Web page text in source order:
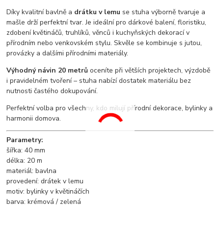
Díky kvalitní bavlně a drátku v lemu se stuha výborně tvaruje a
mašle drží perfektní tvar. Je ideální pro dárkové balení, floristiku,
zdobení květináčů, truhlíků, věnců i kuchyňských dekorací v
přírodním nebo venkovském stylu. Skvěle se kombinuje s jutou,
provázky a dalšími přírodními materiály.
Výhodný návin 20 metrů oceníte při větších projektech, výzdobě
i pravidelném tvoření – stuha nabízí dostatek materiálu bez
nutnosti častého dokupování.
Perfektní volba pro všechny, kdo milují přírodní dekorace, bylinky a
harmonii domova.
Parametry:
šířka: 40 mm
délka: 20 m
materiál: bavlna
provedení: drátek v lemu
motiv: bylinky v květináčích
barva: krémová / zelená